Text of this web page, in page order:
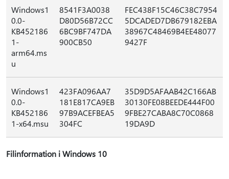
Windows1
0.0-
KB452186
1-
arm64.ms
u
8541F3A0038
D80D56B72CC
6BC9BF747DA
900CB50
FEC438F15C46C38C7954
5DCADED7DB679182EBA
38967C48469B4EE48077
9427F
Windows1
0.0-
KB452186
1-x64.msu
423FA096AA7
181E817CA9EB
97B9ACEFBEA5
304FC
35D9D5AFAAB42C166AB
30130FE08BEEDE444F00
9FBE27CABA8C70C0868
19DA9D
Filinformation i Windows 10